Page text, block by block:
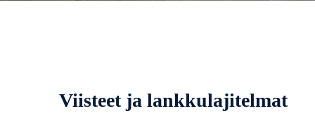
Viisteet ja lankkulajitelmat